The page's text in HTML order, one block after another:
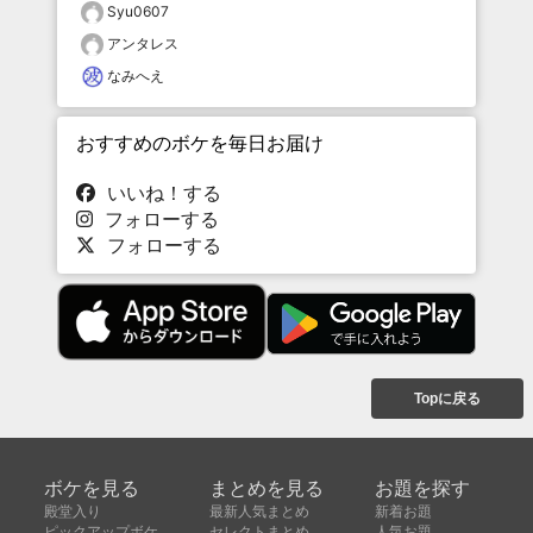
Syu0607
アンタレス
なみへえ
おすすめのボケを毎日お届け
いいね！する
フォローする
フォローする
Topに戻る
ボケを見る
殿堂入り
まとめを見る
最新人気まとめ
お題を探す
新着お題